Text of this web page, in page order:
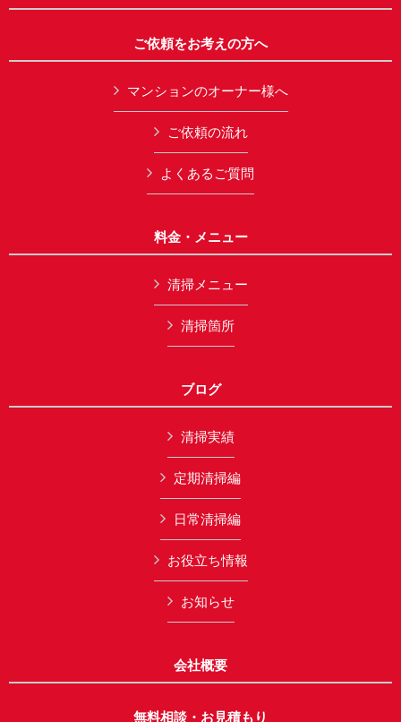
ご依頼をお考えの方へ
マンションのオーナー様へ
ご依頼の流れ
よくあるご質問
料金・メニュー
清掃メニュー
清掃箇所
ブログ
清掃実績
定期清掃編
日常清掃編
お役立ち情報
お知らせ
会社概要
無料相談・お見積もり